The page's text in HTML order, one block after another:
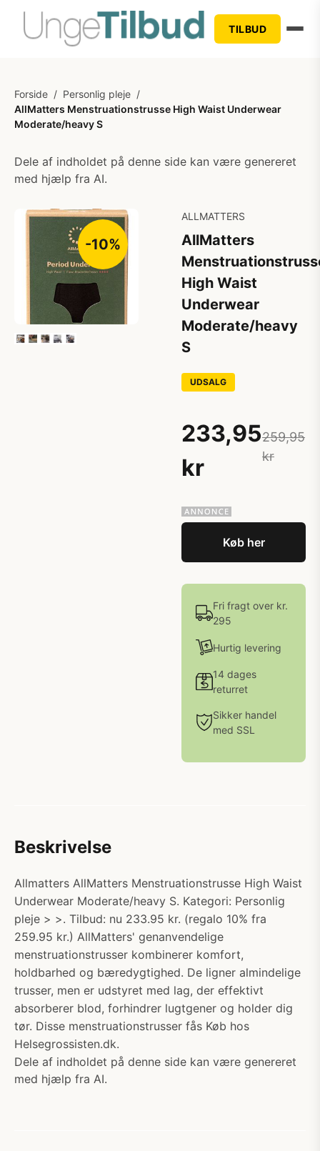
TILBUD
Forside / Personlig pleje /
AllMatters Menstruationstrusse High Waist Underwear
Moderate/heavy S
Dele af indholdet på denne side kan være genereret
med hjælp fra AI.
-10%
ALLMATTERS
AllMatters
High Waist
Underwear
Moderate/heavy
S
UDSALG
233,95
kr
259,95
kr
Køb her
Fri fragt over kr.
295
Hurtig levering
14 dages
returret
Sikker handel
med SSL
Beskrivelse
Allmatters AllMatters Menstruationstrusse High Waist
Underwear Moderate/heavy S. Kategori: Personlig
pleje > >. Tilbud: nu 233.95 kr. (regalo 10% fra
259.95 kr.) AllMatters' genanvendelige
menstruationstrusser kombinerer komfort,
holdbarhed og bæredygtighed. De ligner almindelige
trusser, men er udstyret med lag, der effektivt
absorberer blod, forhindrer lugtgener og holder dig
tør. Disse menstruationstrusser fås Køb hos
Helsegrossisten.dk.
Dele af indholdet på denne side kan være genereret
med hjælp fra AI.